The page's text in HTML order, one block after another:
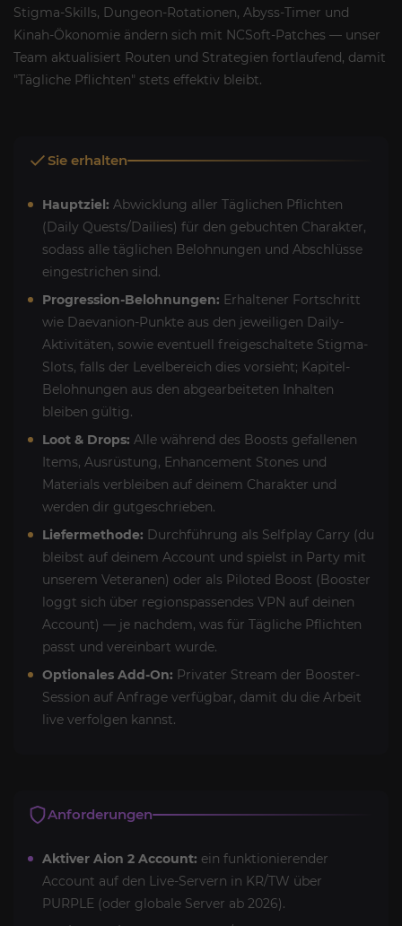
Stigma‑Skills, Dungeon‑Rotationen, Abyss‑Timer und
Kinah‑Ökonomie ändern sich mit NCSoft‑Patches — unser
Team aktualisiert Routen und Strategien fortlaufend, damit
"Tägliche Pflichten" stets effektiv bleibt.
Sie erhalten
Hauptziel: Abwicklung aller Täglichen Pflichten
(Daily Quests/Dailies) für den gebuchten Charakter,
sodass alle täglichen Belohnungen und Abschlüsse
eingestrichen sind.
Progression-Belohnungen: Erhaltener Fortschritt
wie Daevanion-Punkte aus den jeweiligen Daily-
Aktivitäten, sowie eventuell freigeschaltete Stigma-
Slots, falls der Levelbereich dies vorsieht; Kapitel-
Belohnungen aus den abgearbeiteten Inhalten
bleiben gültig.
Loot & Drops: Alle während des Boosts gefallenen
Items, Ausrüstung, Enhancement Stones und
Materials verbleiben auf deinem Charakter und
werden dir gutgeschrieben.
Liefermethode: Durchführung als Selfplay Carry (du
bleibst auf deinem Account und spielst in Party mit
unserem Veteranen) oder als Piloted Boost (Booster
loggt sich über regionspassendes VPN auf deinen
Account) — je nachdem, was für Tägliche Pflichten
passt und vereinbart wurde.
Optionales Add-On: Privater Stream der Booster-
Session auf Anfrage verfügbar, damit du die Arbeit
live verfolgen kannst.
Anforderungen
Aktiver Aion 2 Account: ein funktionierender
Account auf den Live-Servern in KR/TW über
PURPLE (oder globale Server ab 2026).